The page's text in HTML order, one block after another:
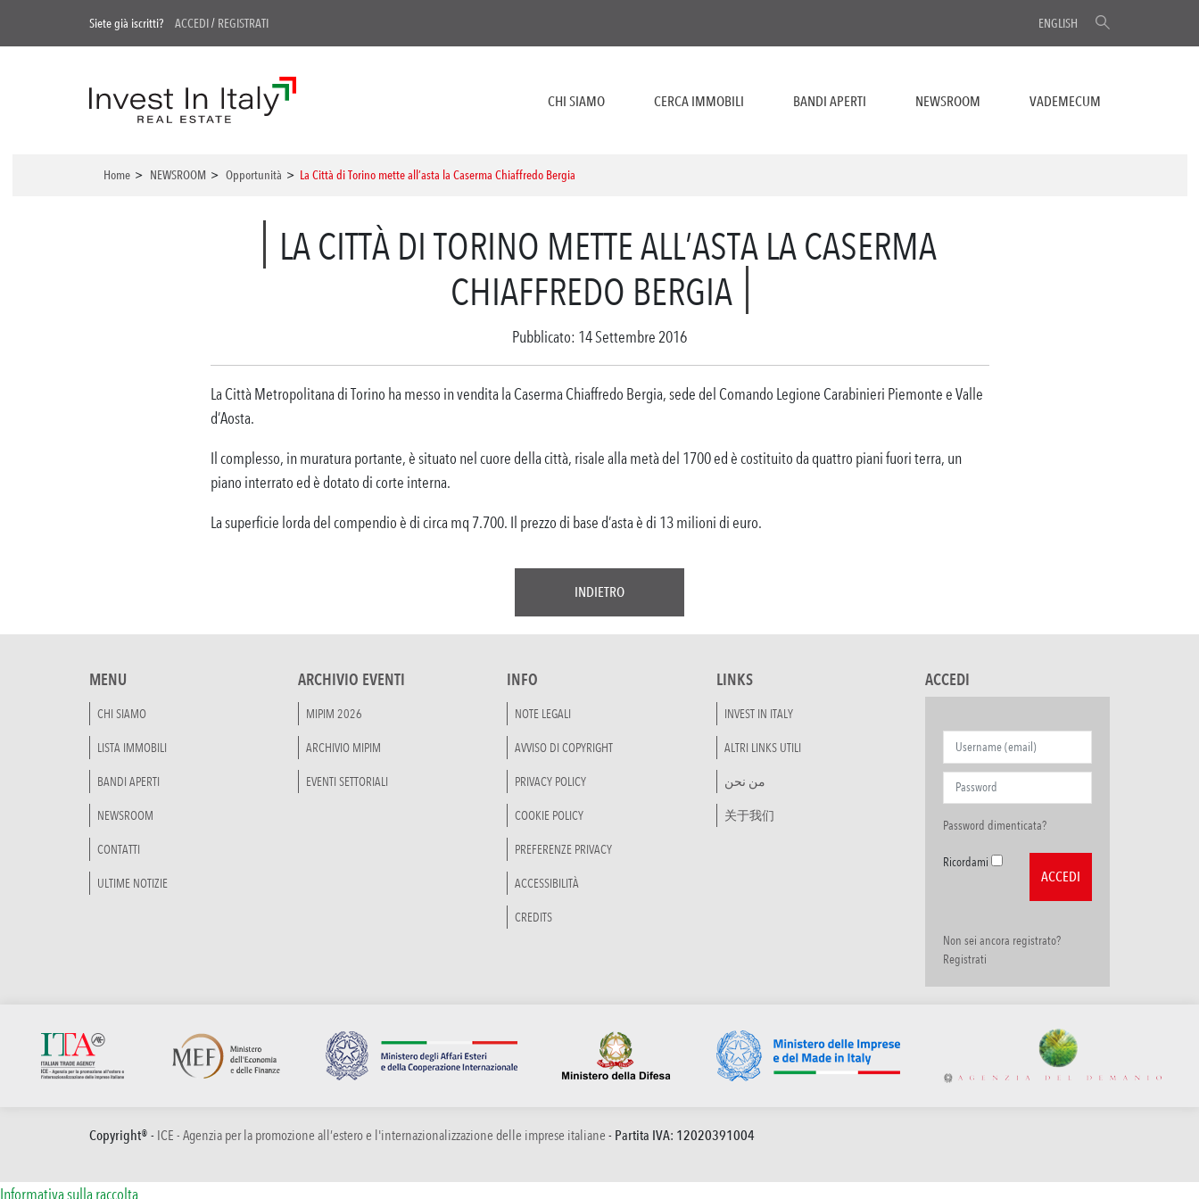
Siete già iscritti? ACCEDI/ REGISTRATI ENGLISH
CHI SIAMO CERCA IMMOBILI BANDI APERTI NEWSROOM VADEMECUM
Home > NEWSROOM > Opportunità > La Città di Torino mette all’asta la Caserma Chiaffredo Bergia
LA CITTÀ DI TORINO METTE ALL’ASTA LA CASERMA
CHIAFFREDO BERGIA
Pubblicato: 14 Settembre 2016
La Città Metropolitana di Torino ha messo in vendita la Caserma Chiaffredo Bergia, sede del Comando Legione Carabinieri Piemonte e Valle
d’Aosta.
Il complesso, in muratura portante, è situato nel cuore della città, risale alla metà del 1700 ed è costituito da quattro piani fuori terra, un
piano interrato ed è dotato di corte interna.
La superficie lorda del compendio è di circa mq 7.700. Il prezzo di base d’asta è di 13 milioni di euro.
INDIETRO
MENU
CHI SIAMO
LISTA IMMOBILI
BANDI APERTI
NEWSROOM
CONTATTI
ULTIME NOTIZIE
ARCHIVIO EVENTI
MIPIM 2026
ARCHIVIO MIPIM
EVENTI SETTORIALI
INFO
NOTE LEGALI
AVVISO DI COPYRIGHT
PRIVACY POLICY
COOKIE POLICY
PREFERENZE PRIVACY
ACCESSIBILITÀ
CREDITS
LINKS
INVEST IN ITALY
ALTRI LINKS UTILI
من نحن
关于我们
ACCEDI
Password dimenticata?
Ricordami
Non sei ancora registrato?
Registrati
Copyright® - ICE - Agenzia per la promozione all’estero e l'internazionalizzazione delle imprese italiane - Partita IVA: 12020391004
Informativa sulla raccolta